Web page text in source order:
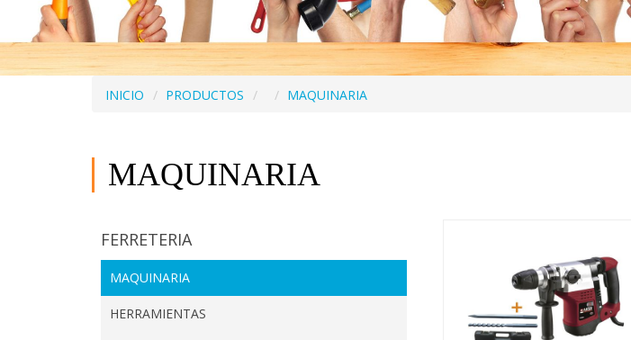
INICIO PRODUCTOS MAQUINARIA
MAQUINARIA
FERRETERIA
MAQUINARIA
HERRAMIENTAS